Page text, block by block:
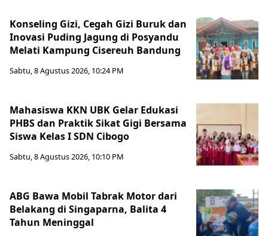
Konseling Gizi, Cegah Gizi Buruk dan
Inovasi Puding Jagung di Posyandu
Melati Kampung Cisereuh Bandung
Sabtu, 8 Agustus 2026, 10:24 PM
Mahasiswa KKN UBK Gelar Edukasi
PHBS dan Praktik Sikat Gigi Bersama
Siswa Kelas I SDN Cibogo
Sabtu, 8 Agustus 2026, 10:10 PM
ABG Bawa Mobil Tabrak Motor dari
Belakang di Singaparna, Balita 4
Tahun Meninggal